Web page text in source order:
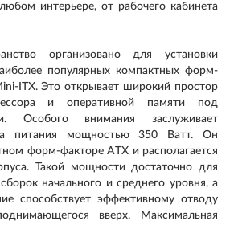
интерьере, от рабочего кабинета
организовано для установки
популярных компактных форм-
ITX. Это открывает широкий простор
и оперативной памяти под
Особого внимания заслуживает
питания мощностью 350 Ватт. Он
форм-факторе ATX и располагается
Такой мощности достаточно для
начального и среднего уровня, а
способствует эффективному отводу
вверх. Максимальная